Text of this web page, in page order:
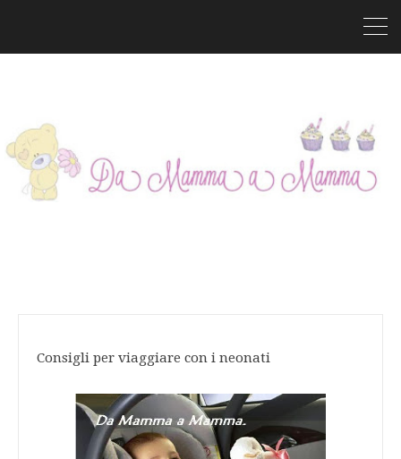
Consigli per viaggiare con i neonati